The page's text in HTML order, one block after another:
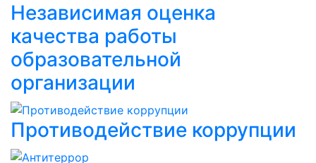
Независимая оценка
качества работы
образовательной
организации
Противодействие коррупции